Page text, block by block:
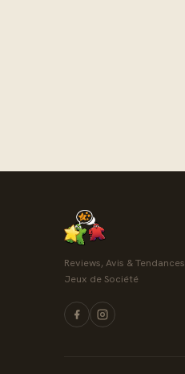
Reviews, Avis & Tendances
Jeux de Société